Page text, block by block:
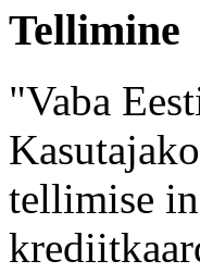
Tellimine
"Vaba
tellimise